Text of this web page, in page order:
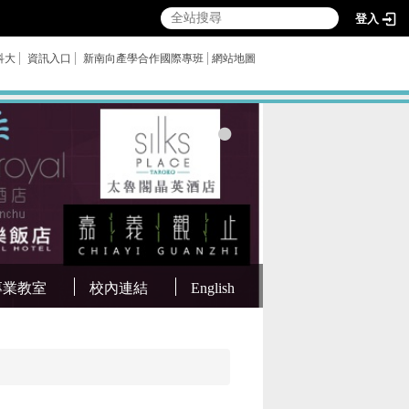
登入
大 資訊入口 新南向產學合作國際專班 網站地圖
業教室 校內連結 English